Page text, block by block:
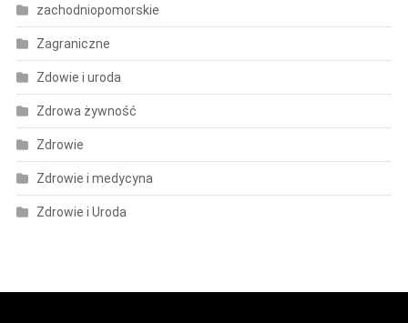
zachodniopomorskie
Zagraniczne
Zdowie i uroda
Zdrowa żywność
Zdrowie
Zdrowie i medycyna
Zdrowie i Uroda